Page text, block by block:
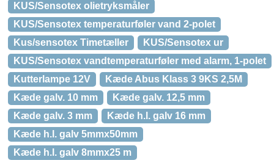
KUS/Sensotex olietryksmåler
KUS/Sensotex temperaturføler vand 2-polet
Kus/sensotex Timetæller
KUS/Sensotex ur
KUS/Sensotex vandtemperaturføler med alarm, 1-polet
Kutterlampe 12V
Kæde Abus Klass 3 9KS 2,5M
Kæde galv. 10 mm
Kæde galv. 12,5 mm
Kæde galv. 3 mm
Kæde h.l. galv 16 mm
Kæde h.l. galv 5mmx50mm
Kæde h.l. galv 8mmx25 m